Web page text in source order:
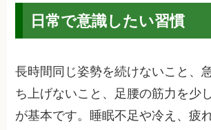
日常で意識したい習慣
長時間同じ姿勢を続けないこと、
ち上げないこと、足腰の筋力を少
が基本です。睡眠不足や冷え、疲